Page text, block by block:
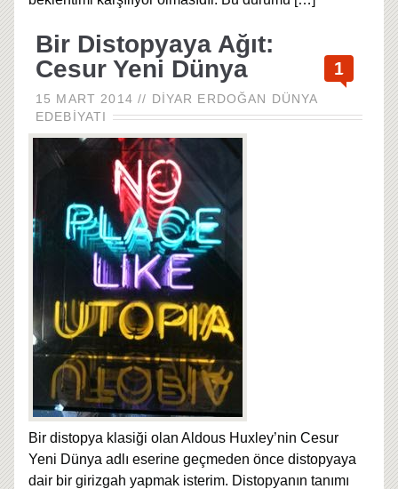
Bir Distopyaya Ağıt:
Cesur Yeni Dünya
15 MART 2014 // DIYAR ERDOĞAN
DÜNYA
EDEBIYATI
1
Bir distopya klasiği olan Aldous Huxley’nin Cesur
Yeni Dünya adlı eserine geçmeden önce distopyaya
dair bir girizgah yapmak isterim. Distopyanın tanımı